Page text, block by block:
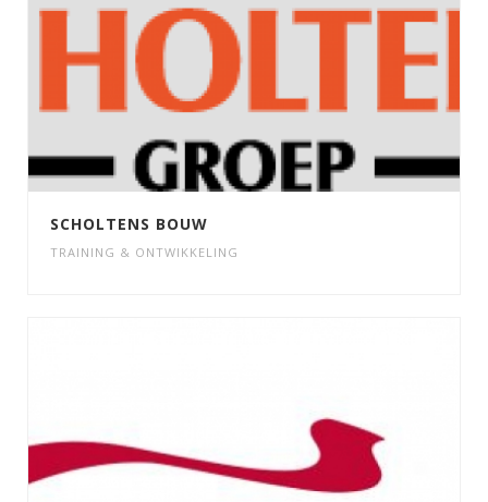
SCHOLTENS BOUW
TRAINING & ONTWIKKELING